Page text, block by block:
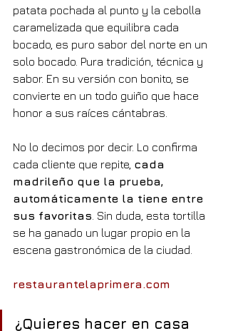
patata pochada al punto y la cebolla
caramelizada que equilibra cada
bocado, es puro sabor del norte en un
solo bocado. Pura tradición, técnica y
sabor. En su versión con bonito, se
convierte en un todo guiño que hace
honor a sus raíces cántabras.
No lo decimos por decir. Lo confirma
cada cliente que repite, cada
madrileño que la prueba,
automáticamente la tiene entre
sus favoritas . Sin duda, esta tortilla
se ha ganado un lugar propio en la
escena gastronómica de la ciudad.
restaurantelaprimera.com
¿Quieres hacer en casa